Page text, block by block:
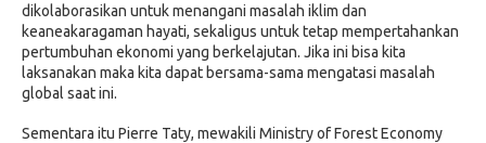
dikolaborasikan untuk menangani masalah iklim dan
keaneakaragaman hayati, sekaligus untuk tetap mempertahankan
pertumbuhan ekonomi yang berkelajutan. Jika ini bisa kita
laksanakan maka kita dapat bersama-sama mengatasi masalah
global saat ini.
Sementara itu Pierre Taty, mewakili Ministry of Forest Economy